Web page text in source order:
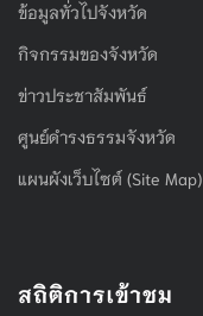
ข้อมูลทั่วไปจังหวัด
กิจกรรมของจังหวัด
ข่าวประชาสัมพันธ์
ศูนย์ดำรงธรรมจังหวัด
แผนผังเว็บไซต์ (Site Map)
สถิติการเข้าชม